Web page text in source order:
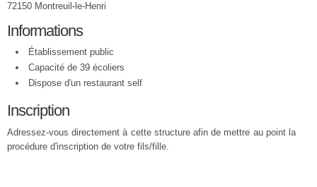
72150 Montreuil-le-Henri
Informations
Établissement public
Capacité de 39 écoliers
Dispose d'un restaurant self
Inscription
Adressez-vous directement à cette structure afin de mettre au point la
procédure d'inscription de votre fils/fille.